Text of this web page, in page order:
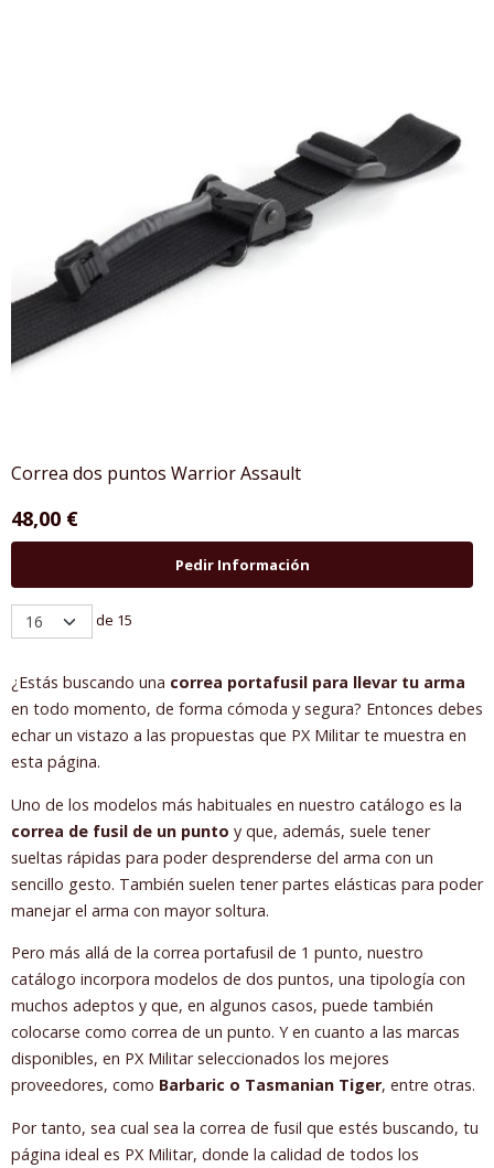
Correa dos puntos Warrior Assault
48,00 €
Pedir Información
de 15
¿Estás buscando una correa portafusil para llevar tu arma
en todo momento, de forma cómoda y segura? Entonces debes
echar un vistazo a las propuestas que PX Militar te muestra en
esta página.
Uno de los modelos más habituales en nuestro catálogo es la
correa de fusil de un punto y que, además, suele tener
sueltas rápidas para poder desprenderse del arma con un
sencillo gesto. También suelen tener partes elásticas para poder
manejar el arma con mayor soltura.
Pero más allá de la correa portafusil de 1 punto, nuestro
catálogo incorpora modelos de dos puntos, una tipología con
muchos adeptos y que, en algunos casos, puede también
colocarse como correa de un punto. Y en cuanto a las marcas
disponibles, en PX Militar seleccionados los mejores
proveedores, como Barbaric o Tasmanian Tiger, entre otras.
Por tanto, sea cual sea la correa de fusil que estés buscando, tu
página ideal es PX Militar, donde la calidad de todos los